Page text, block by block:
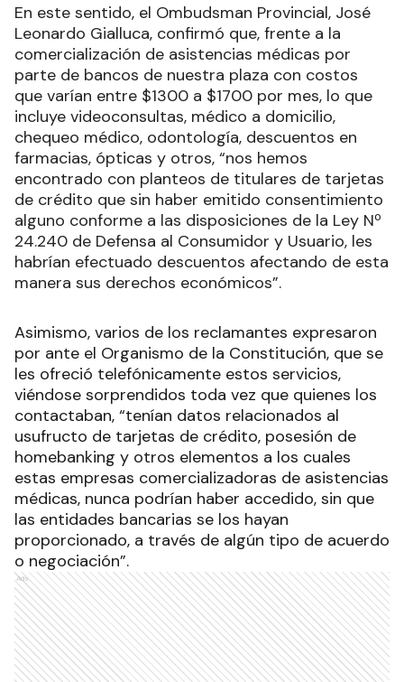
En este sentido, el Ombudsman Provincial, José
Leonardo Gialluca, confirmó que, frente a la
comercialización de asistencias médicas por
parte de bancos de nuestra plaza con costos
que varían entre $1300 a $1700 por mes, lo que
incluye videoconsultas, médico a domicilio,
chequeo médico, odontología, descuentos en
farmacias, ópticas y otros, “nos hemos
encontrado con planteos de titulares de tarjetas
de crédito que sin haber emitido consentimiento
alguno conforme a las disposiciones de la Ley Nº
24.240 de Defensa al Consumidor y Usuario, les
habrían efectuado descuentos afectando de esta
manera sus derechos económicos”.
Asimismo, varios de los reclamantes expresaron
por ante el Organismo de la Constitución, que se
les ofreció telefónicamente estos servicios,
viéndose sorprendidos toda vez que quienes los
contactaban, “tenían datos relacionados al
usufructo de tarjetas de crédito, posesión de
homebanking y otros elementos a los cuales
estas empresas comercializadoras de asistencias
médicas, nunca podrían haber accedido, sin que
las entidades bancarias se los hayan
proporcionado, a través de algún tipo de acuerdo
o negociación”.
Ads